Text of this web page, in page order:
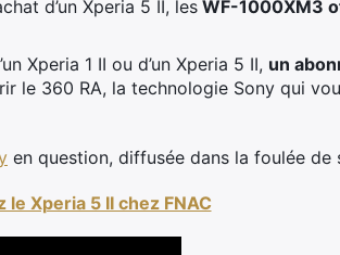
d’un Xperia 5 II, les WF-1000XM3
Xperia 1 II ou d’un Xperia 5 II, un
le 360 RA, la technologie Sony qui
en question, diffusée dans la foulée
le Xperia 5 II chez FNAC